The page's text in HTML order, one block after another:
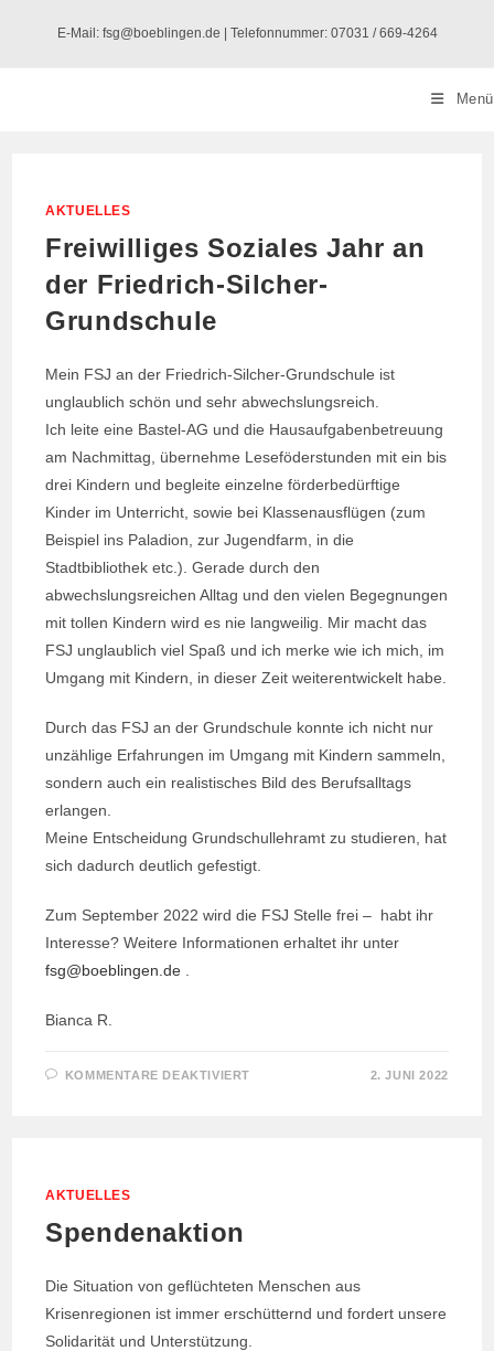
E-Mail: fsg@boeblingen.de | Telefonnummer: 07031 / 669-4264
Menü
AKTUELLES
Freiwilliges Soziales Jahr an
der Friedrich-Silcher-
Grundschule
Mein FSJ an der Friedrich-Silcher-Grundschule ist
unglaublich schön und sehr abwechslungsreich.
Ich leite eine Bastel-AG und die Hausaufgabenbetreuung
am Nachmittag, übernehme Leseföderstunden mit ein bis
drei Kindern und begleite einzelne förderbedürftige
Kinder im Unterricht, sowie bei Klassenausflügen (zum
Beispiel ins Paladion, zur Jugendfarm, in die
Stadtbibliothek etc.). Gerade durch den
abwechslungsreichen Alltag und den vielen Begegnungen
mit tollen Kindern wird es nie langweilig. Mir macht das
FSJ unglaublich viel Spaß und ich merke wie ich mich, im
Umgang mit Kindern, in dieser Zeit weiterentwickelt habe.
Durch das FSJ an der Grundschule konnte ich nicht nur
unzählige Erfahrungen im Umgang mit Kindern sammeln,
sondern auch ein realistisches Bild des Berufsalltags
erlangen.
Meine Entscheidung Grundschullehramt zu studieren, hat
sich dadurch deutlich gefestigt.
Zum September 2022 wird die FSJ Stelle frei – habt ihr
Interesse? Weitere Informationen erhaltet ihr unter
fsg@boeblingen.de
Bianca R.
KOMMENTARE DEAKTIVIERT 2. JUNI 2022
AKTUELLES
Spendenaktion
Die Situation von geflüchteten Menschen aus
Krisenregionen ist immer erschütternd und fordert unsere
Solidarität und Unterstützung.